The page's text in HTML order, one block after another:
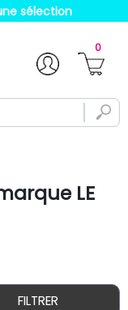
sélection
0
LE
FILTRER